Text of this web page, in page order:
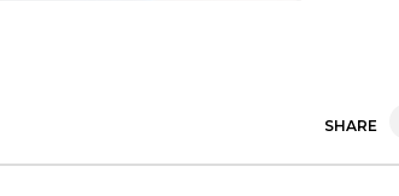
SHARE